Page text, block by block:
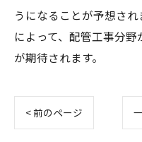
うになることが予想さ
によって、配管工事分
が期待されます。
< 前のページ